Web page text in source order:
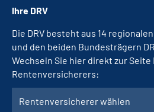
Ihre DRV
Die DRV besteht aus 14
und den beiden Bundesträgern
Wechseln Sie hier direkt zur Seite
Rentenversicherers:
Rentenversicherer wählen